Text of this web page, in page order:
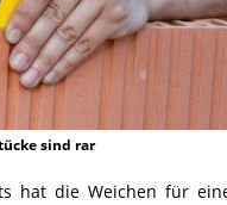
sind rar
hat die Weichen für